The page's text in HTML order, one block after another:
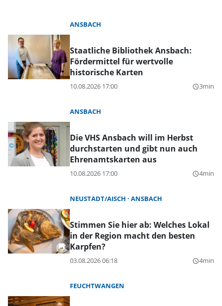
ANSBACH
Staatliche Bibliothek Ansbach:
Fördermittel für wertvolle
historische Karten
10.08.2026 17:00 query_builder3min
ANSBACH
Die VHS Ansbach will im Herbst
durchstarten und gibt nun auch
Ehrenamtskarten aus
10.08.2026 17:00 query_builder4min
NEUSTADT/AISCH ANSBACH
Stimmen Sie hier ab: Welches Lokal
in der Region macht den besten
Karpfen?
03.08.2026 06:18 query_builder4min
FEUCHTWANGEN